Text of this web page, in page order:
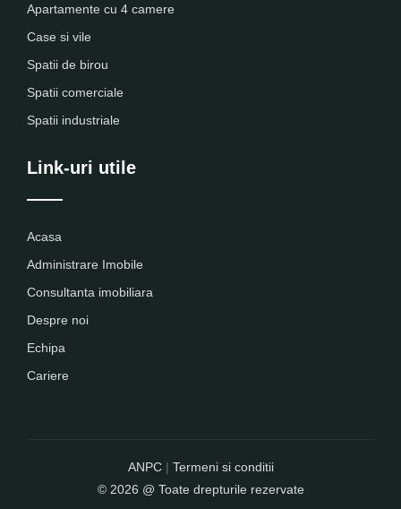
Apartamente cu 4 camere
Case si vile
Spatii de birou
Spatii comerciale
Spatii industriale
Link-uri utile
Acasa
Administrare Imobile
Consultanta imobiliara
Despre noi
Echipa
Cariere
ANPC| Termeni si conditii
© 2026 @ Toate drepturile rezervate